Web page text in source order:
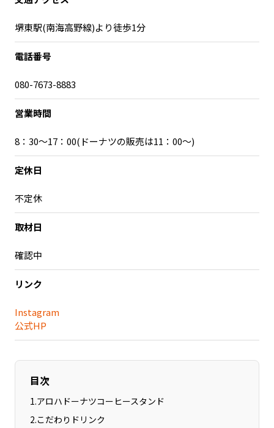
Localist
SDGsの先駆者
イベント
Sporkle
「人」から探す
記事ライター
お問い合わせ 会社概要
堺東駅(南海高野線)より徒歩1分
電話番号
080-7673-8883
営業時間
8：30～17：00(ドーナツの販売は11：00～)
定休日
不定休
取材日
確認中
リンク
Instagram
公式HP
目次
1.アロハドーナツコーヒースタンド
2.こだわりドリンク